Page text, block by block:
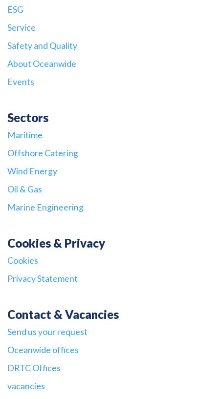
ESG
Service
Safety and Quality
About Oceanwide
Events
Sectors
Maritime
Offshore Catering
Wind Energy
Oil & Gas
Marine Engineering
Cookies & Privacy
Cookies
Privacy Statement
Contact & Vacancies
Send us your request
Oceanwide offices
DRTC Offices
vacancies